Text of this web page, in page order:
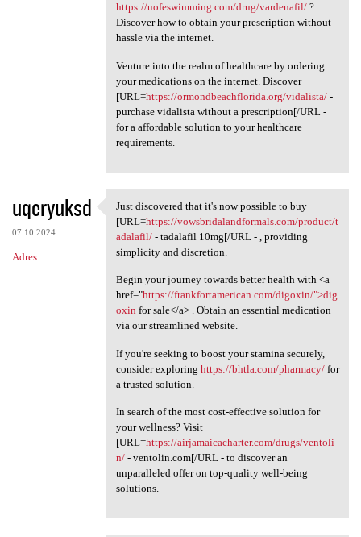
https://uofeswimming.com/drug/vardenafil/?
Discover how to obtain your prescription without
hassle via the internet.
Venture into the realm of healthcare by ordering
your medications on the internet. Discover
[URL=https://ormondbeachflorida.org/vidalista/-
purchase vidalista without a prescription[/URL -
for a affordable solution to your healthcare
requirements.
uqeryuksd
07.10.2024
Adres
Just discovered that it's now
Just discovered that it's now possible to buy
[URL=https://vowsbridalandformals.com/product/t
adalafil/- tadalafil 10mg[/URL - , providing
simplicity and discretion.
Begin your journey towards better health with <a
href="https://frankfortamerican.com/digoxin/">dig
oxin for sale</a> . Obtain an essential medication
via our streamlined website.
If you're seeking to boost your stamina securely,
consider exploring https://bhtla.com/pharmacy/for
a trusted solution.
In search of the most cost-effective solution for
your wellness? Visit
[URL=https://airjamaicacharter.com/drugs/ventoli
n/- ventolin.com[/URL - to discover an
unparalleled offer on top-quality well-being
solutions.